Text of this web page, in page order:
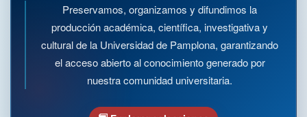
Preservamos, organizamos y difundimos la
producción académica, científica, investigativa y
cultural de la Universidad de Pamplona, garantizando
el acceso abierto al conocimiento generado por
nuestra comunidad universitaria.